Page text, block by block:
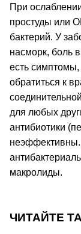
При
простуды или
бактерий. У
насморк, боль
есть
обратиться к
для любых
антибиотики
макролиды.
ЧИТАЙТЕ